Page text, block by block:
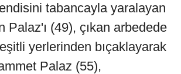
tabancayla yaralayan
Palaz'ı (49), çıkan arbedede
yerlerinden bıçaklayarak
Palaz (55),